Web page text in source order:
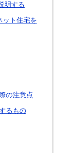
明する
ット住宅を
の注意点
るもの